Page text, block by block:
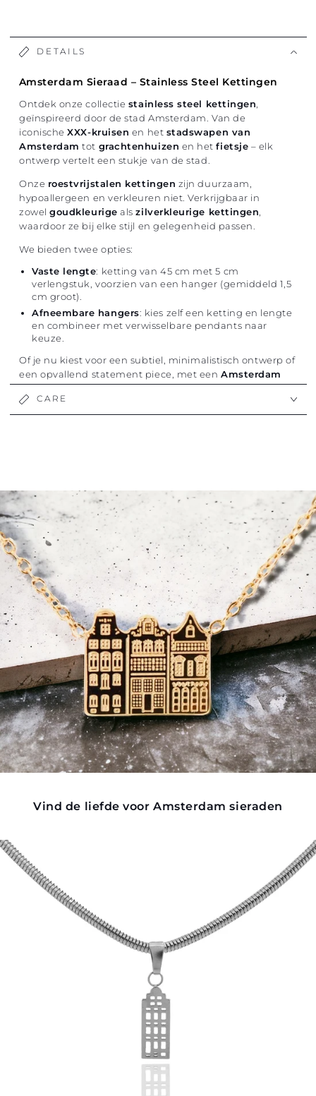
DETAILS
Amsterdam Sieraad – Stainless Steel Kettingen
Ontdek onze collectie stainless steel kettingen,
geïnspireerd door de stad Amsterdam. Van de
iconischeXXX-kruisen en het stadswapen van
Amsterdam tot grachtenhuizen en hetfietsje – elk
ontwerp vertelt een stukje van de stad.
Onze roestvrijstalen kettingen zijn duurzaam,
hypoallergeen en verkleuren niet. Verkrijgbaar in
zowelgoudkleurige alszilverkleurige kettingen,
waardoor ze bij elke stijl en gelegenheid passen.
We bieden twee opties:
Vaste lengte: ketting van 45 cm met 5 cm
verlengstuk, voorzien van een hanger (gemiddeld 1,5
cm groot).
Afneembare hangers: kies zelf een ketting en lengte
en combineer met verwisselbare pendants naar
keuze.
Of je nu kiest voor een subtiel, minimalistisch ontwerp of
een opvallend statement piece, met eenAmsterdam
dat stijl en betekenis combineert. Perfect om dagelijks
te dragen of cadeau te geven.
Lengte:
CARE
Vind de liefde voor Amsterdam sieraden